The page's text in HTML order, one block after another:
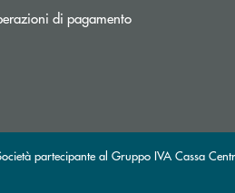
di pagamento
partecipante al Gruppo IVA Cassa